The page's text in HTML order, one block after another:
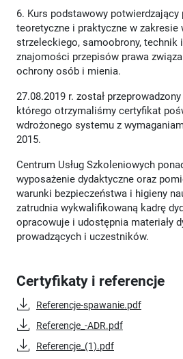
6. Kurs podstawowy potwierdzający
teoretyczne i praktyczne w zakresie
strzeleckiego, samoobrony, technik
znajomości przepisów prawa
ochrony osób i mienia.
27.08.2019 r. został
którego otrzymaliśmy certyfikat
wdrożonego systemu z
2015.
Centrum Usług Szkoleniowych
wyposażenie dydaktyczne oraz
warunki bezpieczeństwa i higieny
zatrudnia wykwalifikowaną kadrę
opracowuje i udostępnia materiały
prowadzących i uczestników.
Certyfikaty i referencje
Referencje-spawanie.pdf
Referencje_-ADR.pdf
Referencje_(1).pdf